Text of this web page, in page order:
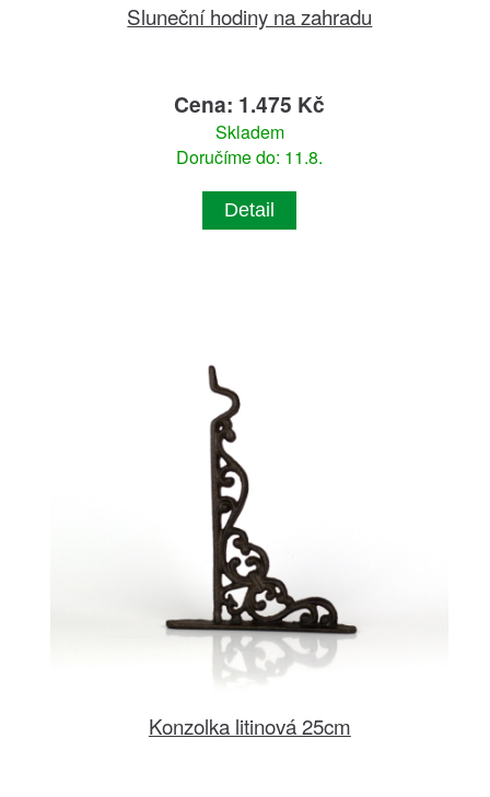
Sluneční hodiny na zahradu
Cena: 1.475 Kč
Skladem
Doručíme do: 11.8.
Detail
Konzolka litinová 25cm